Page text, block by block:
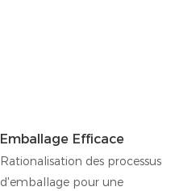
Emballage Efficace
Rationalisation des processus
d'emballage pour une